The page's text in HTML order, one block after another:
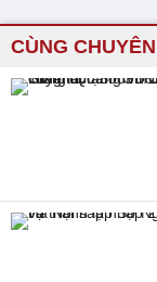
CÙNG